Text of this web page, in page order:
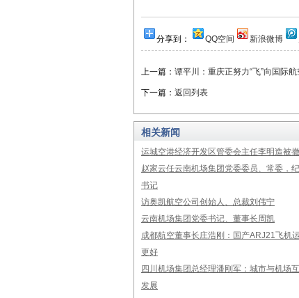
分享到： QQ空间 新浪微博
上一篇： 谭平川：重庆正努力“飞”向国际航
下一篇： 返回列表
相关新闻
运城空港经济开发区管委会主任李明造被
赵家云任云南机场集团党委委员、常委，
书记
访奥凯航空公司创始人、总裁刘伟宁
云南机场集团党委书记、董事长周凯
成都航空董事长庄浩刚：国产ARJ21飞机
更好
四川机场集团总经理潘刚军：城市与机场
发展